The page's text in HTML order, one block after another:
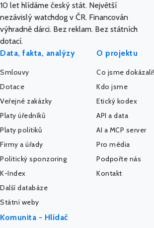
10 let hlídáme český stát. Největší
nezávislý watchdog v ČR. Financován
výhradně dárci. Bez reklam. Bez státních
dotací.
Data, fakta, analýzy
Smlouvy
Dotace
Veřejné zakázky
Platy úředníků
Platy politiků
Firmy a úřady
Politický sponzoring
K-Index
Další databáze
Státní weby
O projektu
Co jsme dokázali!
Kdo jsme
Etický kodex
API a data
AI a MCP server
Pro média
Podpořte nás
Kontakt
Komunita - Hlídač